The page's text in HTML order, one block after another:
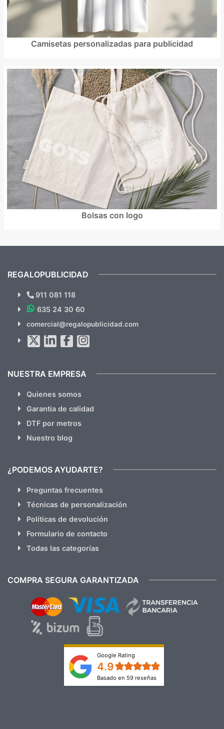
Camisetas personalizadas para publicidad
Bolsas con logo
¿Quieres ver nuestras últimas
Novedades y Ofertas?
hacemos Spam)
REGALOPUBLICIDAD
911 081 118
635 24 30 60
comercial@regalopublicidad.com
NUESTRA EMPRESA
Quienes somos
Garantia de calidad
DTF por metros
Nuestro blog
¿PODEMOS AYUDARTE?
Preguntas frecuentes
Técnicas de personalización
Políticas de devolución
Formulario de contacto
Todas las categorías
COMPRA SEGURA GARANTIZADA
Google Rating
4.9
Basado en 59 reseñas